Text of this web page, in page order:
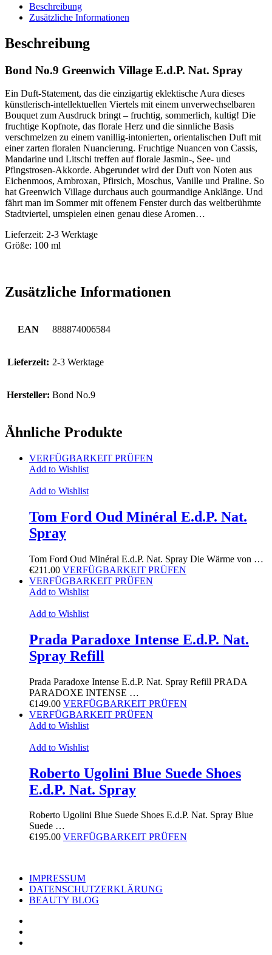
Beschreibung
Zusätzliche Informationen
Beschreibung
Bond No.9 Greenwich Village E.d.P. Nat. Spray
Ein Duft-Statement, das die einzigartig eklektische Aura dieses
künstlerisch-intellektuellen Viertels mit einem unverwechselbaren
Bouquet zum Ausdruck bringt – fruchtig, sommerlich, kultig! Die
fruchtige Kopfnote, das florale Herz und die sinnliche Basis
verschmelzen zu einem vanillig-intonierten, orientalischen Duft mit
einer zarten floralen Nuancierung. Fruchtige Nuancen von Cassis,
Mandarine und Litschi treffen auf florale Jasmin-, See- und
Pfingstrosen-Akkorde. Abgerundet wird der Duft von Noten aus
Eichenmoos, Ambroxan, Pfirsich, Moschus, Vanille und Praline. So
hat Greenwich Village durchaus auch gourmandige Anklänge. Und
fährt man im Sommer mit offenem Fenster durch das weltberühmte
Stadtviertel, umspielen einen genau diese Aromen…
Lieferzeit: 2-3 Werktage
Größe: 100 ml
Zusätzliche Informationen
EAN 888874006584
Lieferzeit: 2-3 Werktage
Hersteller: Bond No.9
Ähnliche Produkte
VERFÜGBARKEIT PRÜFEN
Add to Wishlist
Add to Wishlist
Tom Ford Oud Minéral E.d.P. Nat.
Spray
Tom Ford Oud Minéral E.d.P. Nat. Spray Die Wärme von …
€211.00 VERFÜGBARKEIT PRÜFEN
VERFÜGBARKEIT PRÜFEN
Add to Wishlist
Add to Wishlist
Prada Paradoxe Intense E.d.P. Nat.
Spray Refill
Prada Paradoxe Intense E.d.P. Nat. Spray Refill PRADA
PARADOXE INTENSE …
€149.00 VERFÜGBARKEIT PRÜFEN
VERFÜGBARKEIT PRÜFEN
Add to Wishlist
Add to Wishlist
Roberto Ugolini Blue Suede Shoes
E.d.P. Nat. Spray
Roberto Ugolini Blue Suede Shoes E.d.P. Nat. Spray Blue
Suede …
€195.00 VERFÜGBARKEIT PRÜFEN
IMPRESSUM
DATENSCHUTZERKLÄRUNG
BEAUTY BLOG